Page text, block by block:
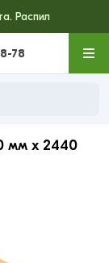
Распил
78
мм x 2440